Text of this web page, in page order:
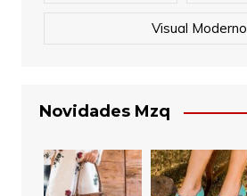
Visual Moderno
Novidades Mzq